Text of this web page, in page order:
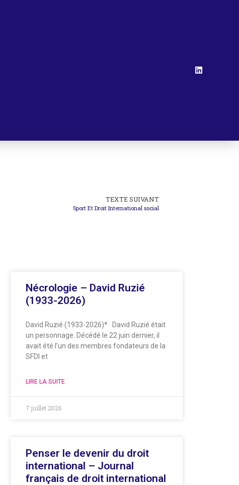
TEXTE SUIVANT
Sport Et Droit International social
Nécrologie – David Ruzié
(1933-2026)
David Ruzié (1933-2026)* David Ruzié était
un personnage. Décédé le 22 juin dernier, il
avait été l’un des membres fondateurs de la
SFDI et
LIRE LA SUITE
7 juillet 2026
Penser le devenir du droit
international – Journal
français de droit international